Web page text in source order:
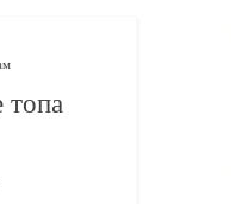
топа